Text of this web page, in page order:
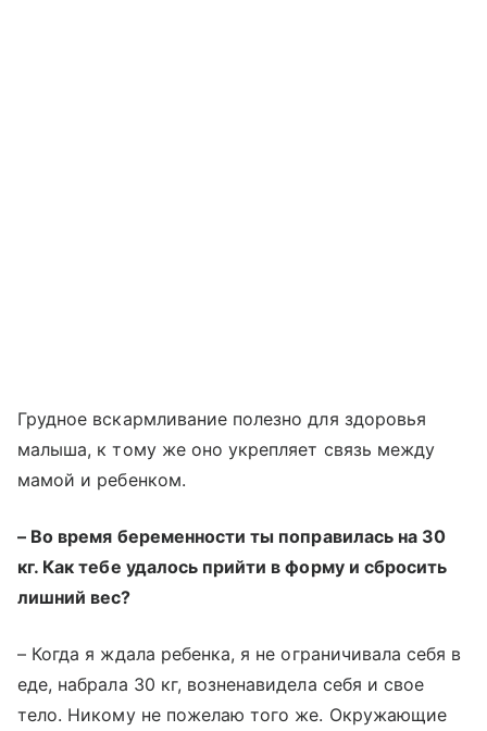
Грудное вскармливание полезно для здоровья
малыша, к тому же оно укрепляет связь между
мамой и ребенком.
– Во время беременности ты поправилась на 30
кг. Как тебе удалось прийти в форму и сбросить
лишний вес?
– Когда я ждала ребенка, я не ограничивала себя в
еде, набрала 30 кг, возненавидела себя и свое
тело. Никому не пожелаю того же. Окружающие